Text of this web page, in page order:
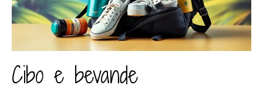
Cibo e bevande